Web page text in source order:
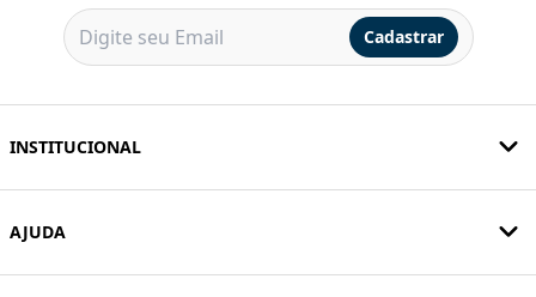
Cadastrar
INSTITUCIONAL
AJUDA